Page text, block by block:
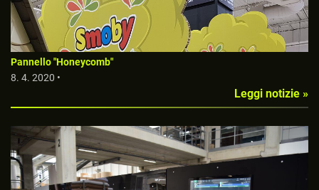
Pannello "Honeycomb"
8. 4. 2020 •
Leggi notizie »